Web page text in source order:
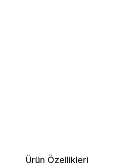
Ürün Özellikleri